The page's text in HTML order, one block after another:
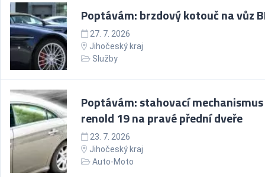
Poptávám: brzdový kotouč na vůz
27. 7. 2026
Jihočeský kraj
Služby
Poptávám: stahovací mechanismus
renold 19 na pravé přední dveře
23. 7. 2026
Jihočeský kraj
Auto-Moto